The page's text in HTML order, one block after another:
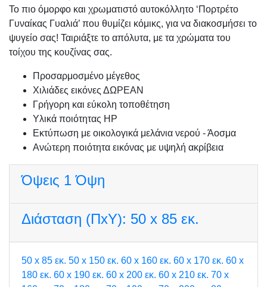
Το πιο όμορφο και χρωματιστό αυτοκόλλητο ‘Πορτρέτο
Γυναίκας Γυαλιά’ που θυμίζει κόμικς, για να διακοσμήσει το
ψυγείο σας! Ταιριάξτε το απόλυτα, με τα χρώματα του
τοίχου της κουζίνας σας.
Προσαρμοσμένo μέγεθος
Χιλιάδες εικόνες ΔΩΡΕΑΝ
Γρήγορη και εύκολη τοποθέτηση
Υλικά ποιότητας HP
Εκτύπωση με οικολογικά μελάνια νερού - Άοσμα
Ανώτερη ποιότητα εικόνας με υψηλή ακρίβεια
Όψεις 1 Όψη
Διάσταση (ΠxΥ): 50 x 85 εκ.
50 x 85 εκ. 50 x 150 εκ. 60 x 160 εκ. 60 x 170 εκ. 60 x
180 εκ. 60 x 190 εκ. 60 x 200 εκ. 60 x 210 εκ. 70 x